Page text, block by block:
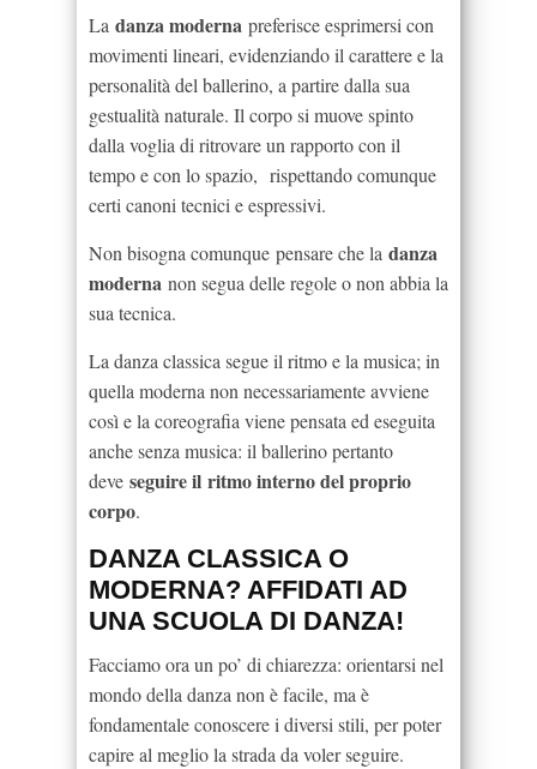
La danza moderna preferisce esprimersi con
movimenti lineari, evidenziando il carattere e la
personalità del ballerino, a partire dalla sua
gestualità naturale. Il corpo si muove spinto
dalla voglia di ritrovare un rapporto con il
tempo e con lo spazio, rispettando comunque
certi canoni tecnici e espressivi.
Non bisogna comunque pensare che la danza
moderna non segua delle regole o non abbia la
sua tecnica.
La danza classica segue il ritmo e la musica; in
quella moderna non necessariamente avviene
così e la coreografia viene pensata ed eseguita
anche senza musica: il ballerino pertanto
deve seguire il ritmo interno del proprio
corpo.
DANZA CLASSICA O
MODERNA? AFFIDATI AD
UNA SCUOLA DI DANZA!
Facciamo ora un po’ di chiarezza: orientarsi nel
mondo della danza non è facile, ma è
fondamentale conoscere i diversi stili, per poter
capire al meglio la strada da voler seguire.